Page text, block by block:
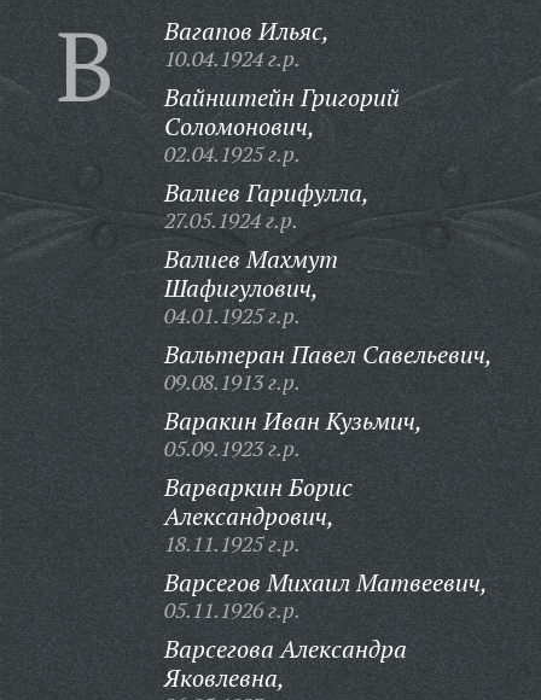
В Вагапов Ильяс,
10.04.1924 г.р.
Вайнштейн Григорий
Соломонович,
02.04.1925 г.р.
Валиев Гарифулла,
27.05.1924 г.р.
Валиев Махмут
Шафигулович,
04.01.1925 г.р.
Вальтеран Павел Савельевич,
09.08.1913 г.р.
Варакин Иван Кузьмич,
05.09.1923 г.р.
Варваркин Борис
Александрович,
18.11.1925 г.р.
Варсегов Михаил Матвеевич,
05.11.1926 г.р.
Варсегова Александра
Яковлевна,